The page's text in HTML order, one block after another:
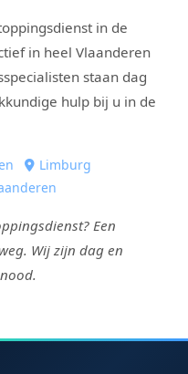
in de
in heel Vlaanderen
staan dag
hulp bij u in de
Limburg
Een
Wij zijn dag en